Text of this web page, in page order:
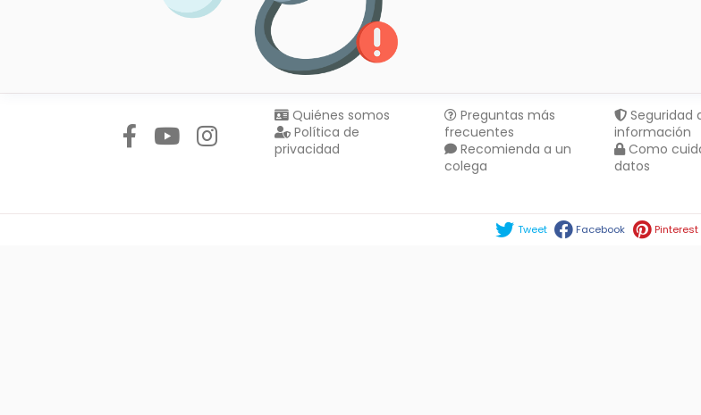
Quiénes somos
Política de
privacidad
Preguntas más
frecuentes
Recomienda a un
colega
Seguridad
información
Como
datos
Tweet Facebook Pinterest